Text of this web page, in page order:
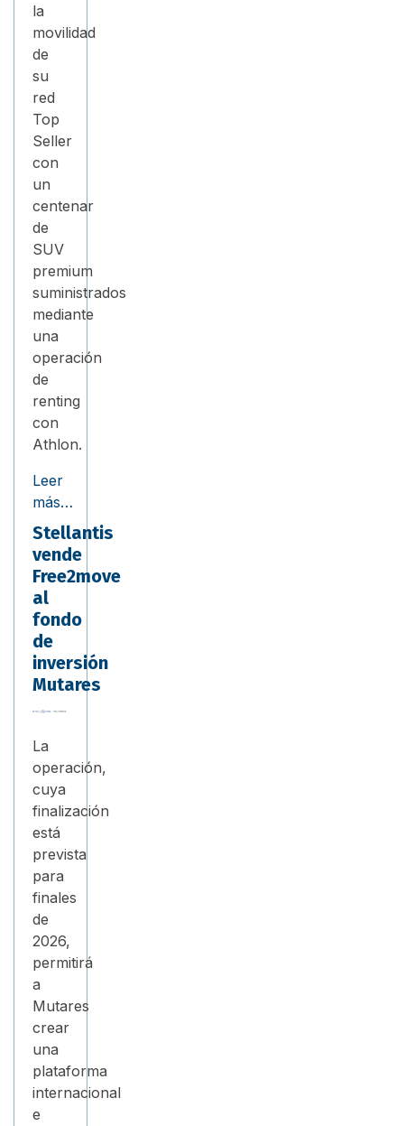
la
movilidad
de
su
red
Top
Seller
con
un
centenar
de
SUV
premium
suministrados
mediante
una
operación
de
renting
con
Athlon.
Leer
más…
Stellantis
vende
Free2move
al
fondo
de
inversión
Mutares
La
operación,
cuya
finalización
está
prevista
para
finales
de
2026,
permitirá
a
Mutares
crear
una
plataforma
internacional
e